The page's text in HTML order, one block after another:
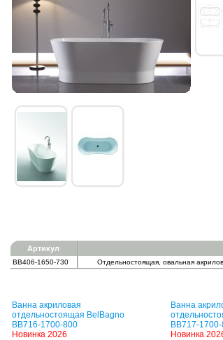
Артикул
BB406-1650-730 Отдельностоящая, овальная
Ванна акриловая
отдельностоящая BelBagno
BB716-1700-800
Новинка 2026
Ванна
BB717-
Новинка